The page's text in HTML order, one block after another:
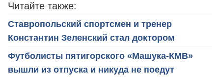
Читайте также:
Ставропольский спортсмен и тренер
Константин Зеленский стал доктором
Футболисты пятигорского «Машука-КМВ»
вышли из отпуска и никуда не поедут